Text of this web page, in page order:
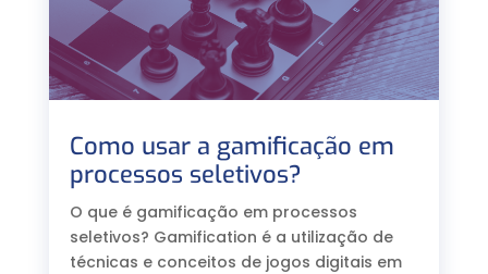
Como usar a gamificação em
processos seletivos?
O que é gamificação em processos
seletivos? Gamification é a utilização de
técnicas e conceitos de jogos digitais em